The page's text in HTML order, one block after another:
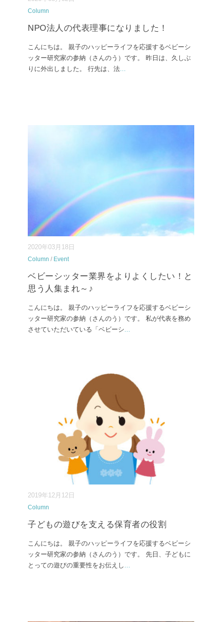
Column
NPO法人の代表理事になりました！
こんにちは。 親子のハッピーライフを応援するベビーシ
ッター研究家の参納（さんのう）です。 昨日は、久しぶ
りに外出しました。 行先は、法...
2020年03月18日
Column / Event
ベビーシッター業界をよりよくしたい！と
思う人集まれ～♪
こんにちは。 親子のハッピーライフを応援するベビーシ
ッター研究家の参納（さんのう）です。 私が代表を務め
させていただいている「ベビーシ...
2019年12月12日
Column
子どもの遊びを支える保育者の役割
こんにちは。 親子のハッピーライフを応援するベビーシ
ッター研究家の参納（さんのう）です。 先日、子どもに
とっての遊びの重要性をお伝えし ...